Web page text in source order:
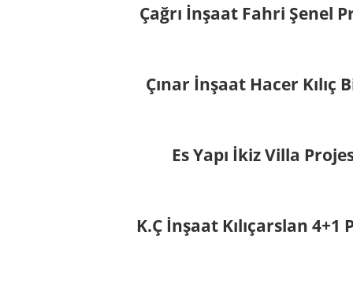
Çağrı İnşaat Fahri Şenel
Çınar İnşaat Hacer Kılıç
Es Yapı İkiz Villa
K.Ç İnşaat Kılıçarslan 4+1